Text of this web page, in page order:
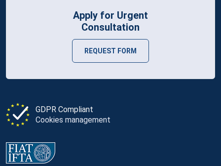
GDPR Compliant
Cookies management
Apply for Urgent
Consultation
REQUEST FORM